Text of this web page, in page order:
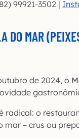
99921-3502 |
DO MAR
de 2024, o
radical: o
mar – crus ou